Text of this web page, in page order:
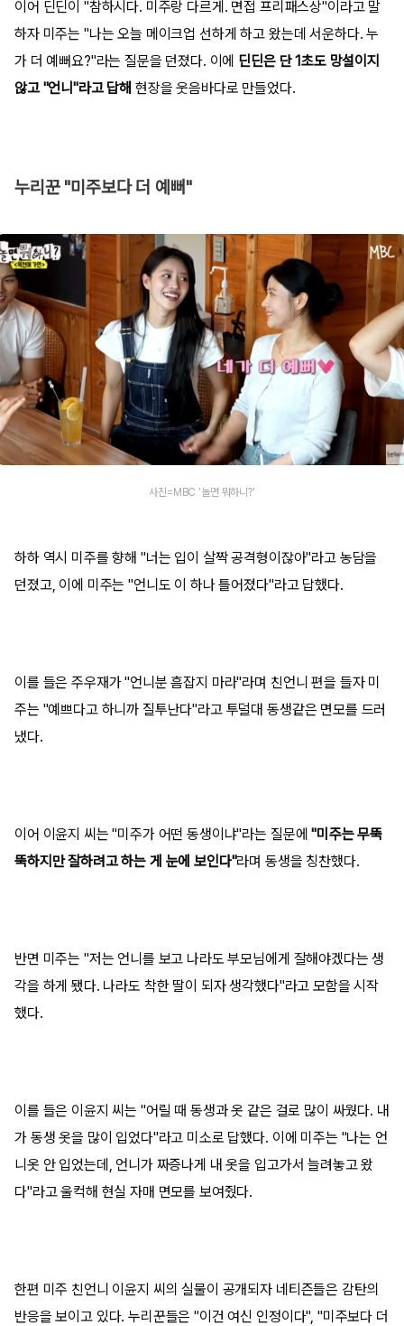
이어 딘딘이 "참하시다. 미주랑 다르게. 면접 프리패스상"이라고 말
하자 미주는 "나는 오늘 메이크업 선하게 하고 왔는데 서운하다. 누
가 더 예뻐요?"라는 질문을 던졌다. 이에 딘딘은 단 1초도 망설이지
않고 "언니"라고 답해 현장을 웃음바다로 만들었다.
누리꾼 "미주보다 더 예뻐"
사진=MBC '놀면 뭐하니?'
하하 역시 미주를 향해 "너는 입이 살짝 공격형이잖아"라고 농담을
던졌고, 이에 미주는 "언니도 이 하나 틀어졌다"라고 답했다.
이를 들은 주우재가 "언니분 흠잡지 마라"라며 친언니 편을 들자 미
주는 "예쁘다고 하니까 질투난다"라고 투덜대 동생같은 면모를 드러
냈다.
이어 이윤지 씨는 "미주가 어떤 동생이냐"라는 질문에 "미주는 무뚝
뚝하지만 잘하려고 하는 게 눈에 보인다"라며 동생을 칭찬했다.
반면 미주는 "저는 언니를 보고 나라도 부모님에게 잘해야겠다는 생
각을 하게 됐다. 나라도 착한 딸이 되자 생각했다"라고 모함을 시작
했다.
이를 들은 이윤지 씨는 "어릴 때 동생과 옷 같은 걸로 많이 싸웠다. 내
가 동생 옷을 많이 입었다"라고 미소로 답했다. 이에 미주는 "나는 언
니옷 안 입었는데, 언니가 짜증나게 내 옷을 입고가서 늘려놓고 왔
다"라고 울컥해 현실 자매 면모를 보여줬다.
한편 미주 친언니 이윤지 씨의 실물이 공개되자 네티즌들은 감탄의
반응을 보이고 있다. 누리꾼들은 "이건 여신 인정이다", "미주보다 더